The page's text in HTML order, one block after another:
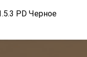
PD Черное